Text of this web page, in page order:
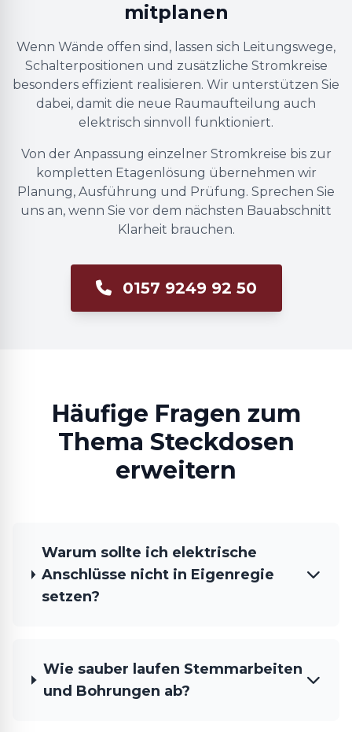
mitplanen
Wenn Wände offen sind, lassen sich Leitungswege,
Schalterpositionen und zusätzliche Stromkreise
besonders effizient realisieren. Wir unterstützen Sie
dabei, damit die neue Raumaufteilung auch
elektrisch sinnvoll funktioniert.
Von der Anpassung einzelner Stromkreise bis zur
kompletten Etagenlösung übernehmen wir
Planung, Ausführung und Prüfung. Sprechen Sie
uns an, wenn Sie vor dem nächsten Bauabschnitt
Klarheit brauchen.
0157 9249 92 50
Häufige Fragen zum
Thema Steckdosen
erweitern
Warum sollte ich elektrische
Anschlüsse nicht in Eigenregie
setzen?
Wie sauber laufen Stemmarbeiten
und Bohrungen ab?